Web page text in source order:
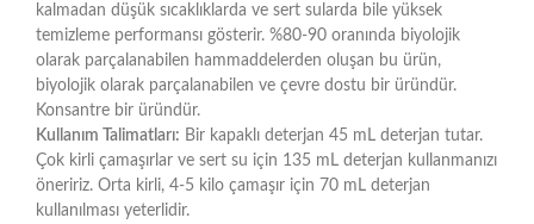
kalmadan düşük sıcaklıklarda ve sert sularda bile yüksek
temizleme performansı gösterir. %80-90 oranında biyolojik
olarak parçalanabilen hammaddelerden oluşan bu ürün,
biyolojik olarak parçalanabilen ve çevre dostu bir üründür.
Konsantre bir üründür.
Kullanım Talimatları: Bir kapaklı deterjan 45 mL deterjan tutar.
Çok kirli çamaşırlar ve sert su için 135 mL deterjan kullanmanızı
öneririz. Orta kirli, 4-5 kilo çamaşır için 70 mL deterjan
kullanılması yeterlidir.